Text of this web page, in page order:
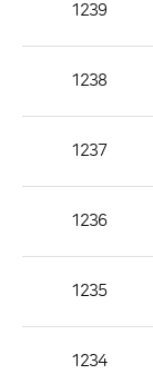
록
공
1239
1238
1237
1236
1235
1234